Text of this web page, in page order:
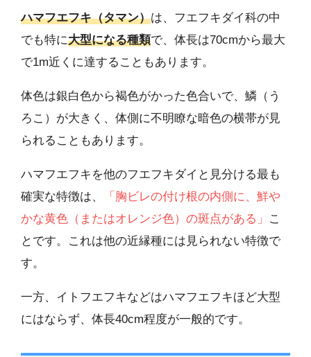
ハマフエフキ（タマン）は、フエフキダイ科の中
でも特に大型になる種類で、体長は70cmから最大
で1m近くに達することもあります。
体色は銀白色から褐色がかった色合いで、鱗（う
ろこ）が大きく、体側に不明瞭な暗色の横帯が見
られることもあります。
ハマフエフキを他のフエフキダイと見分ける最も
確実な特徴は、
「胸ビレの付け根の内側に、鮮や
かな黄色（またはオレンジ色）の斑点がある」
こ
とです。これは他の近縁種には見られない特徴で
す。
一方、イトフエフキなどはハマフエフキほど大型
にはならず、体長40cm程度が一般的です。